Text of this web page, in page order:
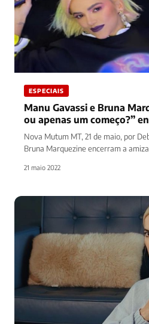
ESPECIAIS
Manu Gavassi e Bruna
ou apenas um começo?”
Nova Mutum MT, 21 de maio, por
Bruna Marquezine encerram a
21 maio 2022